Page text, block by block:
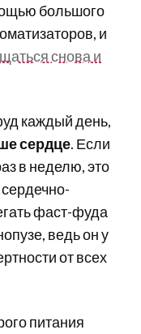
большого
и
снова и
каждый день,
сердце. Если
в неделю, это
фаст-фуда
ведь он у
от всех
питания